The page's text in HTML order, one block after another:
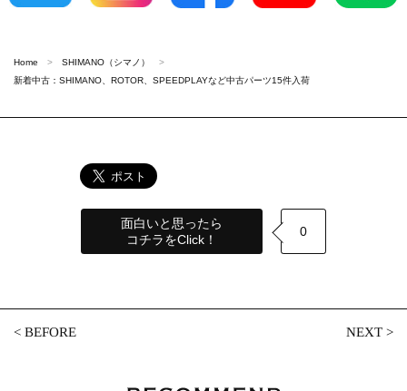
Home
SHIMANO（シマノ）
新着中古：SHIMANO、ROTOR、SPEEDPLAYなど中古パーツ15件入荷
面白いと思ったら
コチラをClick！
0
<BEFORE NEXT>